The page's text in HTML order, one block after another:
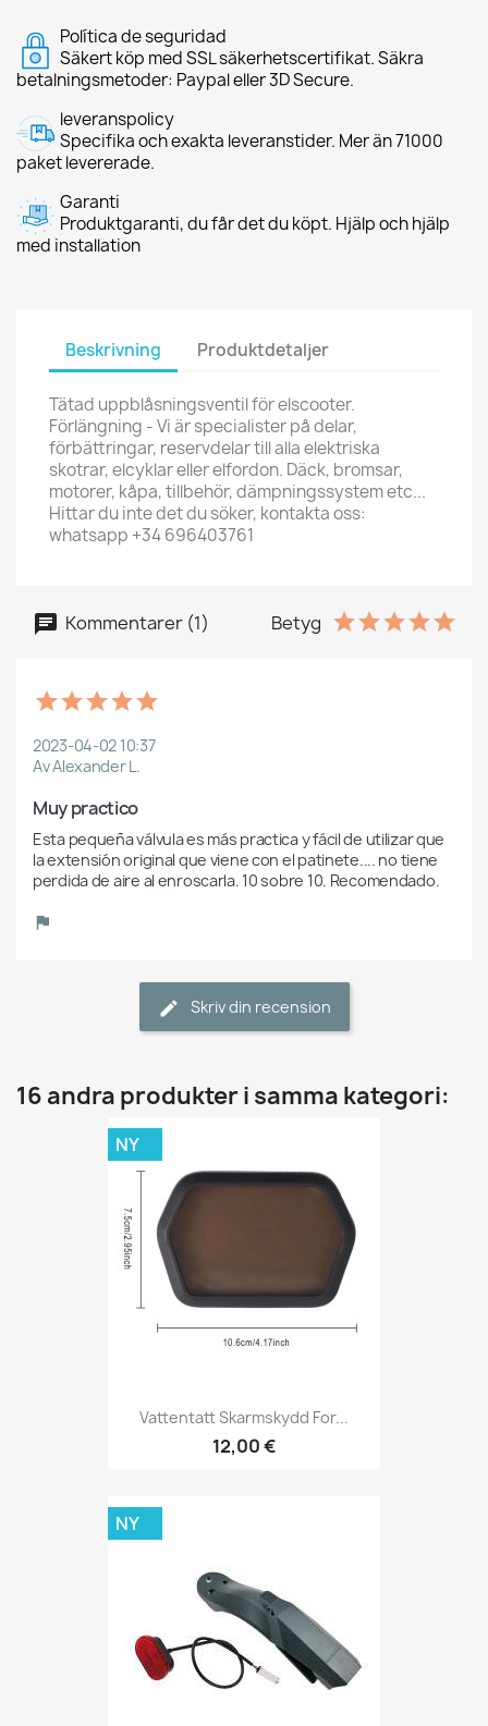
Política de seguridad
Säkert köp med SSL säkerhetscertifikat. Säkra
betalningsmetoder: Paypal eller 3D Secure.
leveranspolicy
Specifika och exakta leveranstider. Mer än 71000
paket levererade.
Garanti
Produktgaranti, du får det du köpt. Hjälp och hjälp
med installation
Beskrivning Produktdetaljer
Tätad uppblåsningsventil för elscooter.
Förlängning - Vi är specialister på delar,
förbättringar, reservdelar till alla elektriska
skotrar, elcyklar eller elfordon. Däck, bromsar,
motorer, kåpa, tillbehör, dämpningssystem etc...
Hittar du inte det du söker, kontakta oss:
whatsapp +34 696403761
Kommentarer (1) Betyg
2023-04-02 10:37
Av Alexander L.
Muy practico
Esta pequeña válvula es más practica y fácil de utilizar que
la extensión original que viene con el patinete.... no tiene
perdida de aire al enroscarla. 10 sobre 10. Recomendado.
Skriv din recension
16 andra produkter i samma kategori:
Vattentatt Skarmskydd For...
12,00 €
NY
NY